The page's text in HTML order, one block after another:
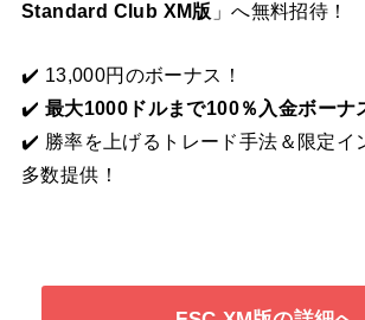
Standard Club XM版 」へ無料招待！
✔️ 13,000円のボーナス！
✔️ 最大1000ドルまで100％入金ボーナ
✔️ 勝率を上げるトレード手法＆限定イ
多数提供！